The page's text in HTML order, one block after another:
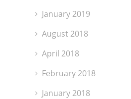
January 2019
August 2018
April 2018
February 2018
January 2018